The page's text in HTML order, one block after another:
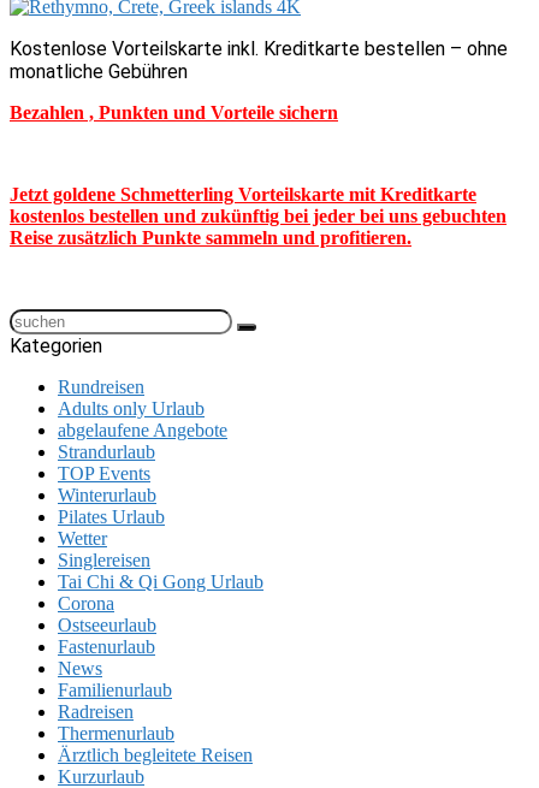
Kostenlose Vorteilskarte inkl. Kreditkarte bestellen – ohne
monatliche Gebühren
Bezahlen , Punkten und Vorteile sichern
Jetzt goldene Schmetterling Vorteilskarte mit Kreditkarte
kostenlos bestellen und zukünftig bei jeder bei uns gebuchten
Reise zusätzlich Punkte sammeln und profitieren.
Kategorien
Rundreisen
Adults only Urlaub
abgelaufene Angebote
Strandurlaub
TOP Events
Winterurlaub
Pilates Urlaub
Wetter
Singlereisen
Tai Chi & Qi Gong Urlaub
Corona
Ostseeurlaub
Fastenurlaub
News
Familienurlaub
Radreisen
Thermenurlaub
Ärztlich begleitete Reisen
Kurzurlaub